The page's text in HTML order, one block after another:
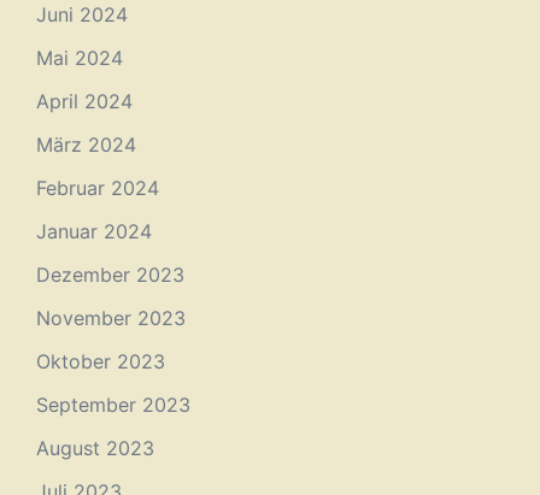
Juni 2024
Mai 2024
April 2024
März 2024
Februar 2024
Januar 2024
Dezember 2023
November 2023
Oktober 2023
September 2023
August 2023